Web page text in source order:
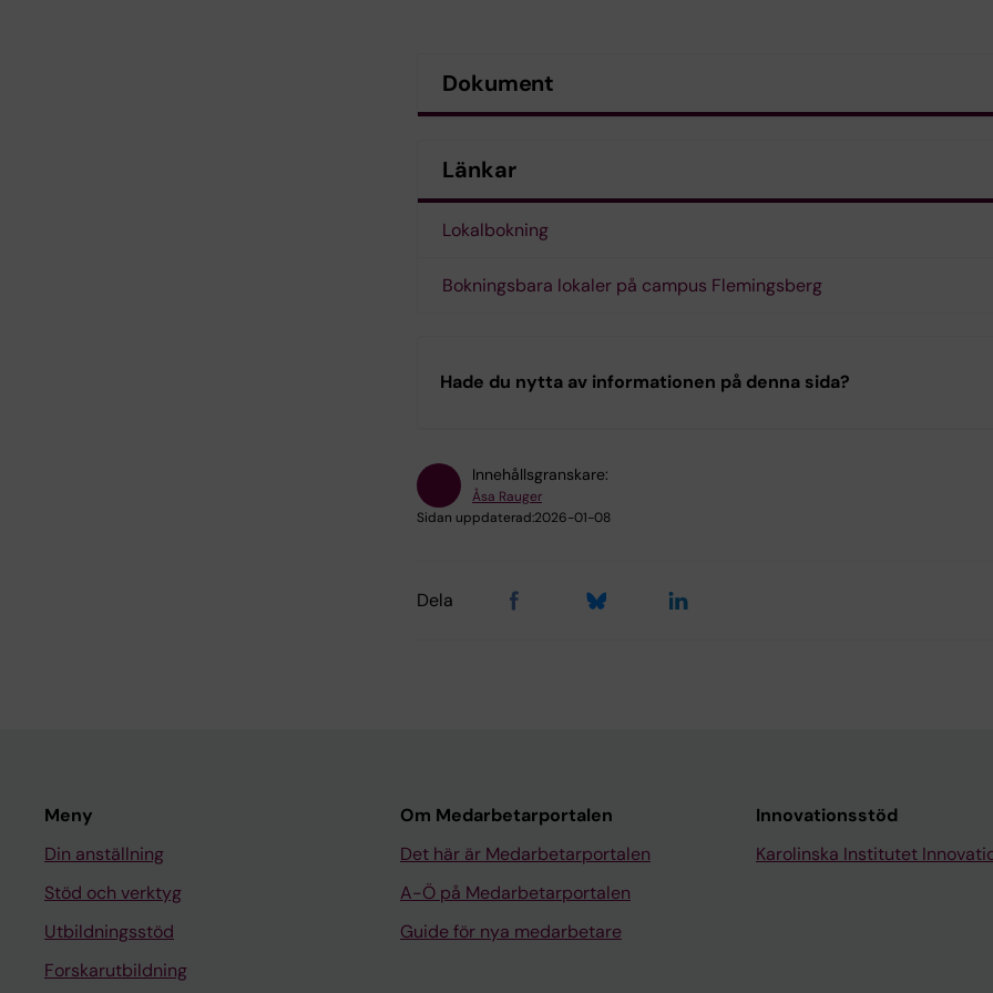
Dokument
Länkar
Lokalbokning
Bokningsbara lokaler på campus Flemingsberg
Hade du nytta av informationen på denna sida?
Innehållsgranskare:
Åsa Rauger
Sidan uppdaterad:2026-01-08
Dela
Meny
Din anställning
Stöd och verktyg
Utbildningsstöd
Forskarutbildning
Om Medarbetarportalen
Det här är Medarbetarportalen
A-Ö på Medarbetarportalen
Guide för nya medarbetare
Innovationsstöd
Karolinska Institutet